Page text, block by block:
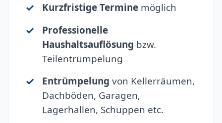
Kurzfristige Terminemöglich
Professionelle
Haushaltsauflösung bzw.
Teilentrümpelung
Entrümpelung von Kellerräumen,
Dachböden, Garagen,
Lagerhallen, Schuppen etc.